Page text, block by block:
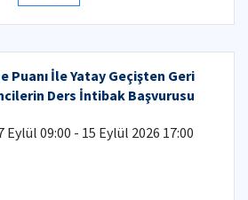
Puanı İle Yatay Geçişten Geri
Ders İntibak Başvurusu
09:00 - 15 Eylül 2026 17:00